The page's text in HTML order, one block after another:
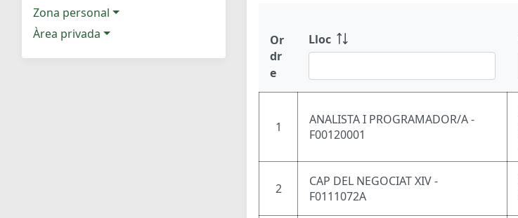
Zona personal
Àrea privada
Or
dr
e
Lloc
1
ANALISTA I PROGRAMADOR/A -
F00120001
2
CAP DEL NEGOCIAT XIV -
F0111072A